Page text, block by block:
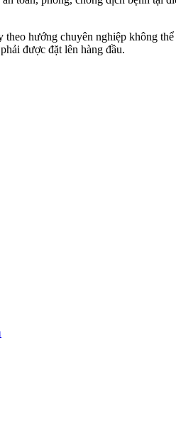
hướng chuyên nghiệp không
được đặt lên hàng đầu.